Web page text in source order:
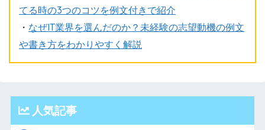
てる時の3つのコツを例文付きで紹介
・ なぜIT業界を選んだのか？未経験の志望動機の例文
や書き方をわかりやすく解説
人気記事